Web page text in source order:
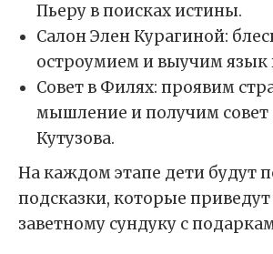
Пьеру в поисках истины.
Салон Элен Курагиной:
остроумием и выучим язык
Совет в Филях: проявим
мышление и получим совет
Кутузова.
На каждом этапе дети будут
подсказки, которые приведут
заветному сундуку с